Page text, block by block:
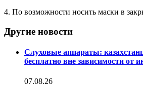
4. По возможности носить маски в
Другие новости
Слуховые аппараты:
бесплатно вне зависимости от
07.08.26